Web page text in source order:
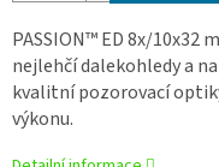
PASSION™ ED 8x/10x32
nejlehčí dalekohledy a
kvalitní pozorovací
výkonu.